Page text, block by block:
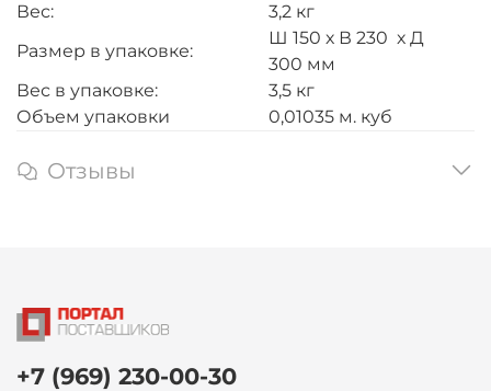
Вес:
3,2 кг
Размер в упаковке:
Ш 150 х В 230 х Д
300 мм
Вес в упаковке:
3,5 кг
Объем упаковки
0,01035 м. куб
Отзывы
+7 (969) 230-00-30